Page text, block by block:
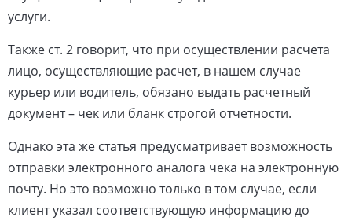
услуги.
Также ст. 2 говорит, что при осуществлении расчета
лицо, осуществляющие расчет, в нашем случае
курьер или водитель, обязано выдать расчетный
документ – чек или бланк строгой отчетности.
Однако эта же статья предусматривает возможность
отправки электронного аналога чека на электронную
почту. Но это возможно только в том случае, если
клиент указал соответствующую информацию до